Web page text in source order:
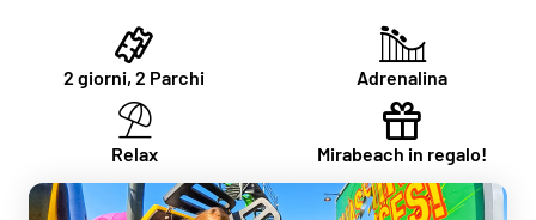
2 giorni, 2 Parchi Adrenalina
Relax Mirabeach in regalo!